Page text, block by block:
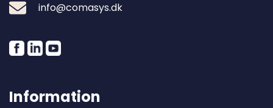
info@comasys.dk
Information